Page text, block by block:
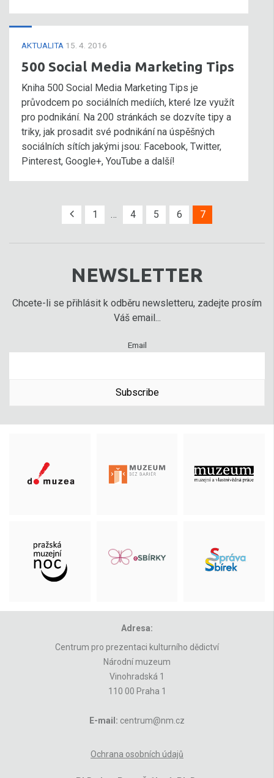
AKTUALITA 15. 4. 2016
500 Social Media Marketing Tips
Kniha 500 Social Media Marketing Tips je
průvodcem po sociálních mediích, které lze využít
pro podnikání. Na 200 stránkách se dozvíte tipy a
triky, jak prosadit své podnikání na úspěšných
sociálních sítích jakými jsou: Facebook, Twitter,
Pinterest, Google+, YouTube a další!
1 … 4 5 6 7
NEWSLETTER
Chcete-li se přihlásit k odběru newsletteru, zadejte prosím
Váš email...
Email
Subscribe
Adresa:
Centrum pro prezentaci kulturního dědictví
Národní muzeum
Vinohradská 1
110 00 Praha 1
E-mail: centrum@nm.cz
Ochrana osobních údajů